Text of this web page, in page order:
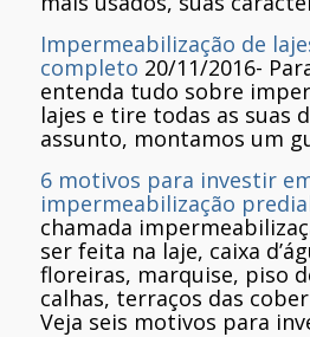
Impermeabilização de
completo 20/11/2016-
entenda tudo sobre
lajes e tire todas as suas
assunto, montamos um
6 motivos para investir
impermeabilização
chamada
ser feita na laje, caixa
floreiras, marquise, piso
calhas, terraços das
Veja seis motivos para